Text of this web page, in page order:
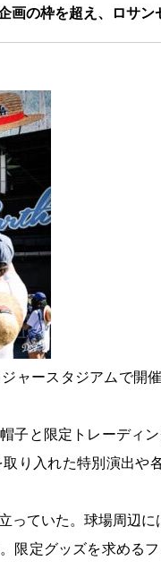
画の枠を超え、ロサ
ャースタジアムで開
子と限定トレーディ
り入れた特別演出
っていた。球場周辺
限定グッズを求める